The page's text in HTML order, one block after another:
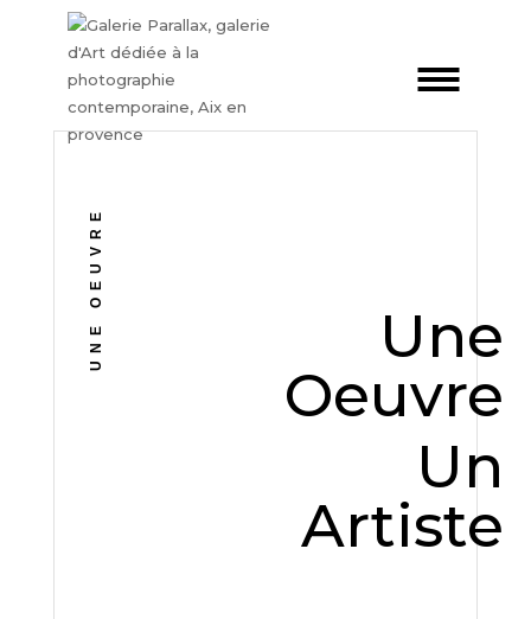
UNE OEUVRE
Une
Oeuvre
Un
Artiste